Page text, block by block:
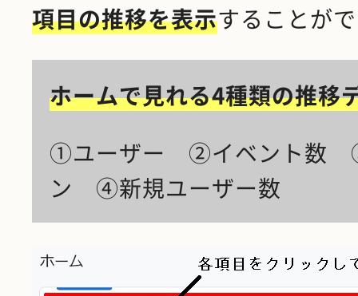
項目の推移を表示することが
ホームで見れる4種類の推移
①ユーザー ②イベント数
ン ④新規ユーザー数